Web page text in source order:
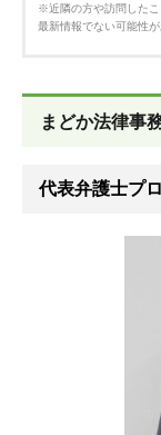
※近隣の方や訪問したこ
最新情報でない可能性
まどか法律事
代表弁護士プ